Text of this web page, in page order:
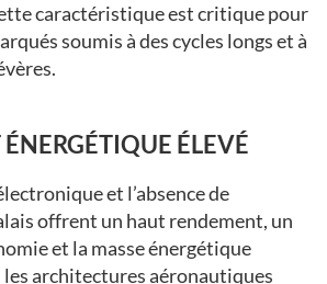
caractéristique est critique pour
soumis à des cycles longs et à
ÉLEVÉ
et l’absence de
offrent un haut rendement, un
et la masse énergétique
les architectures aéronautiques